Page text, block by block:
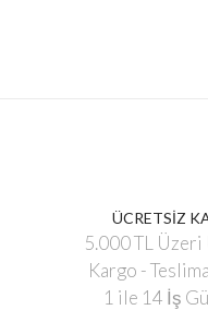
ÜCRETSİZ
5.000 TL
Kargo -
1 ile 14 İş